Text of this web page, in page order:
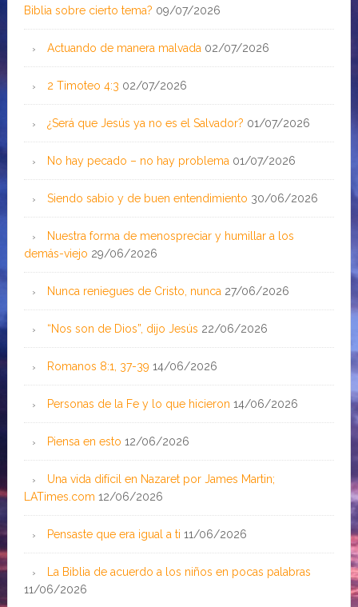
Biblia sobre cierto tema? 09/07/2026
Actuando de manera malvada 02/07/2026
2 Timoteo 4:3 02/07/2026
¿Será que Jesús ya no es el Salvador? 01/07/2026
No hay pecado – no hay problema 01/07/2026
Siendo sabio y de buen entendimiento 30/06/2026
Nuestra forma de menospreciar y humillar a los
demás-viejo 29/06/2026
Nunca reniegues de Cristo, nunca 27/06/2026
“Nos son de Dios”, dijo Jesús 22/06/2026
Romanos 8:1, 37-39 14/06/2026
Personas de la Fe y lo que hicieron 14/06/2026
Piensa en esto 12/06/2026
Una vida difícil en Nazaret por James Martin;
LATimes.com 12/06/2026
Pensaste que era igual a ti 11/06/2026
La Biblia de acuerdo a los niños en pocas palabras
11/06/2026